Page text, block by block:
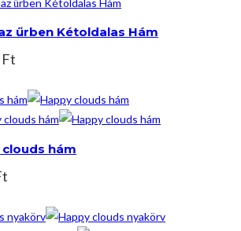
űrben Kétoldalas Hám
Ft
hám